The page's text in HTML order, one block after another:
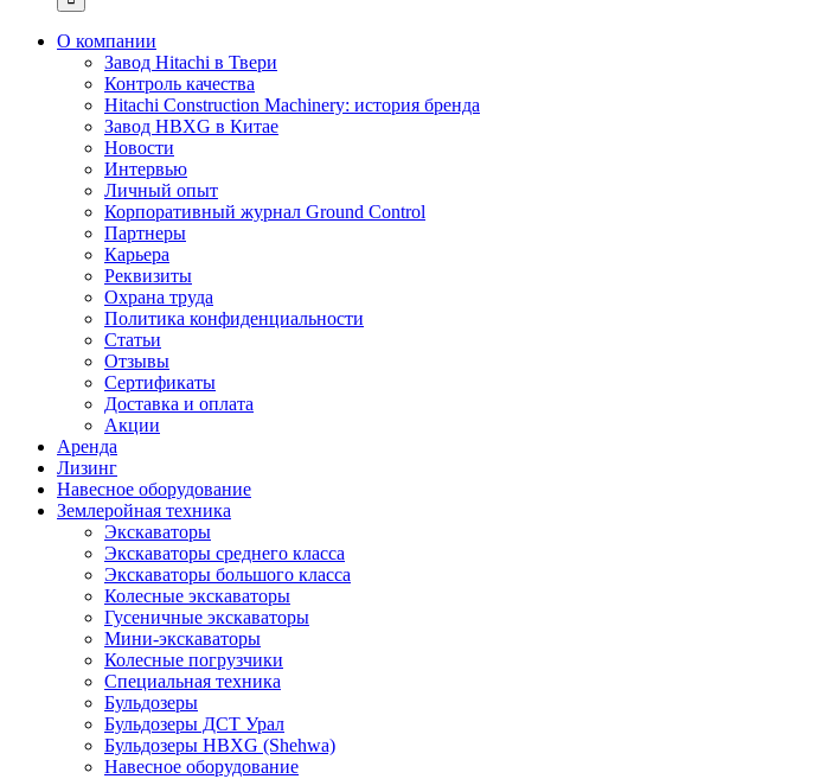
О компании
Завод Hitachi в Твери
Контроль качества
Hitachi Construction Machinery: история бренда
Завод HBXG в Китае
Новости
Интервью
Личный опыт
Корпоративный журнал Ground Control
Партнеры
Карьера
Реквизиты
Охрана труда
Политика конфиденциальности
Статьи
Отзывы
Сертификаты
Доставка и оплата
Акции
Аренда
Лизинг
Навесное оборудование
Землеройная техника
Экскаваторы
Экскаваторы среднего класса
Экскаваторы большого класса
Колесные экскаваторы
Гусеничные экскаваторы
Мини-экскаваторы
Колесные погрузчики
Специальная техника
Бульдозеры
Бульдозеры ДСТ Урал
Бульдозеры HBXG (Shehwa)
Навесное оборудование